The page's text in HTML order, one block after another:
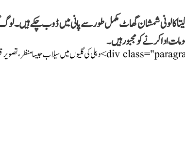
کالونی شمشان گھاٹ مکمل طور سے پانی میں ڈوب چکے ہیں۔
ادا کرنے کو مجبور ہیں۔